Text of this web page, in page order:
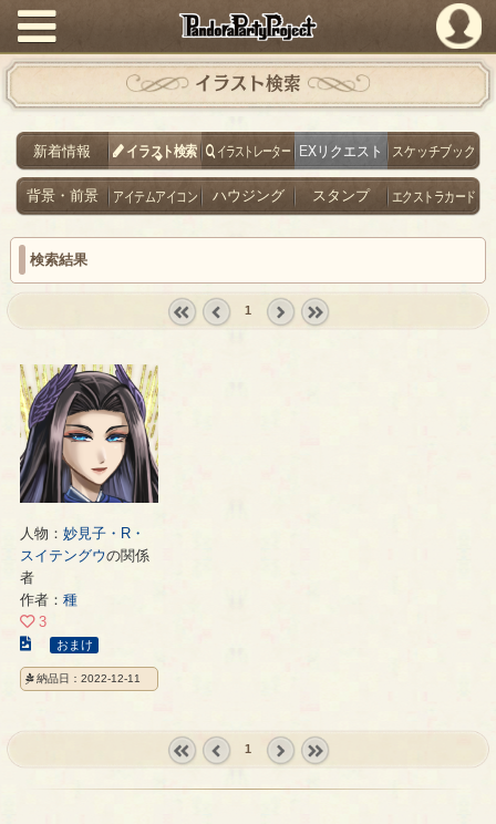
PandoraPartyProject
イラスト検索
新着情報 イラスト検索 イラストレーター EXリクエスト スケッチブック
背景・前景 アイテムアイコン ハウジング スタンプ エクストラカード
検索結果
1
人物： 妙見子・R・
スイテングウの関係
者
作者： 種
3
こ
の
イ
おまけ
納品日：2022-12-11
1